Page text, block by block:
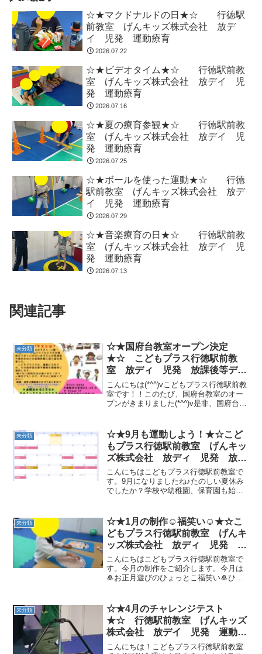
☆★マクドナルドの日★☆ 行徳駅
前教室 げんキッズ株式会社 放デ
イ 児発 運動療育
2026.07.22
☆★ビデオタイム★☆ 行徳駅前教
室 げんキッズ株式会社 放デイ 児
発 運動療育
2026.07.16
☆★夏の療育参観★☆ 行徳駅前教
室 げんキッズ株式会社 放デイ 児
発 運動療育
2026.07.25
☆★ボールを使った運動★☆ 行徳
駅前教室 げんキッズ株式会社 放デ
イ 児発 運動療育
2026.07.29
☆★音楽療育の日★☆ 行徳駅前教
室 げんキッズ株式会社 放デイ 児
発 運動療育
2026.07.13
関連記事
未分類
☆★国府台教室オープン決定
★☆ こどもプラス行徳駅前教
室 放ディ 児発 放課後等デイ
サービス 児童発達支援事業 無
料送迎 発達障害 運動療育
行徳 行徳駅前 南行徳 妙典
こんにちは(*^^)vこどもプラス行徳駅前教
室です！！このたび、国府台教室のオー
プンがきまりました(*^^)v是非、国府台の
(*‘ω‘ *)京成線 国府台駅から徒歩２分
で...
未分類
☆★9月も運動しよう！★☆こど
もプラス行徳駅前教室 げんキッ
ズ株式会社 放ディ 児発 放課
後等デイサービス 児童発達支援
事業 無料送迎 発達障害 運動
療育 行徳 行徳駅前 南行徳
瑞江 春江町 体幹 ダウン
症 ADHD
こんにちはこどもプラス行徳駅前教室で
す。9月になりましたね♪たのしい夏休み
でしたか？学校や幼稚園、保育園も始ま
う！9月も若干ですがお日にちにより、空
きがございますのでご利...
未分類
☆★1月の制作☺福笑い☺★☆こ
どもプラス行徳駅前教室 げんキ
ッズ株式会社 放ディ 児発 放
課後等デイサービス 児童発達支
援事業 無料送迎 発達障害 運
動療育 行徳 行徳駅前 南行
篠崎 瑞江 春江町 体幹 ダ
ウン症 ADHD
こんにちはこどもプラス行徳駅前教室で
す。今月の制作をご紹介します。今月は
🎍お正月遊びのひょっとこ福笑い🎍ひょ
いを楽しむお友達は、みんなで囲んで大
笑い(⌒∇⌒)お手本を見...
未分類
☆★4月のチャレンジテスト
★☆ 行徳駅前教室 げんキッズ
株式会社 放デイ 児発 運動療
育
こんにちは！こどもプラス行徳駅前教室